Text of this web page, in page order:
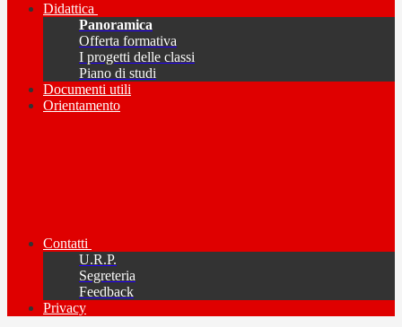
Didattica
Panoramica
Offerta formativa
I progetti delle classi
Piano di studi
Documenti utili
Orientamento
Contatti
U.R.P.
Segreteria
Feedback
Privacy